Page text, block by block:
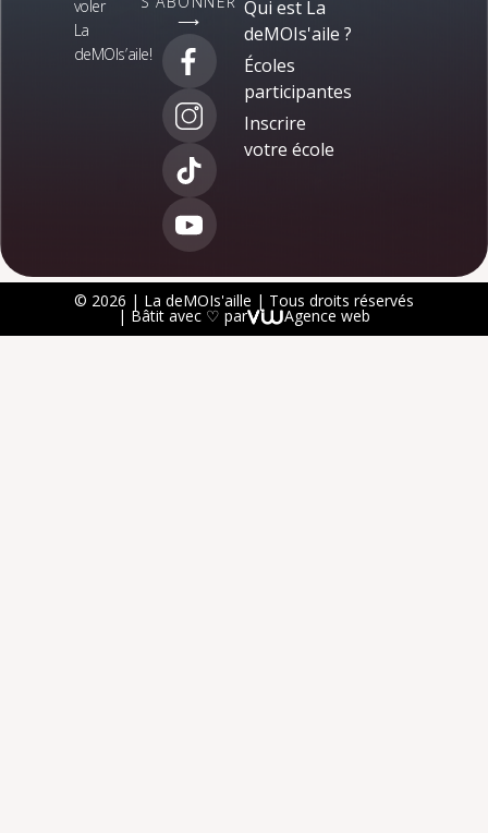
voler
La
deMOIs’aile!
⟶
Qui est La
deMOIs'aile ?
Écoles
participantes
Inscrire
votre école
© 2026 | La deMOIs'aille | Tous droits réservés
| Bâtit avec ♡ par Agence web